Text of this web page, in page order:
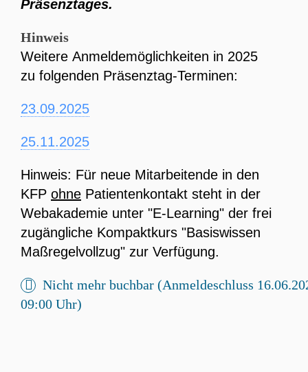
Präsenztages.
Hinweis
Weitere Anmeldemöglichkeiten in 2025
zu folgenden Präsenztag-Terminen:
23.09.2025
25.11.2025
Hinweis: Für neue Mitarbeitende in den
KFP ohne Patientenkontakt steht in der
Webakademie unter "E-Learning" der frei
zugängliche Kompaktkurs "Basiswissen
Maßregelvollzug" zur Verfügung.
Nicht mehr buchbar (Anmeldeschluss
09:00 Uhr)